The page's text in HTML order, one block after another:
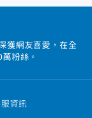
獲網友喜愛，在全
粉絲。
資訊